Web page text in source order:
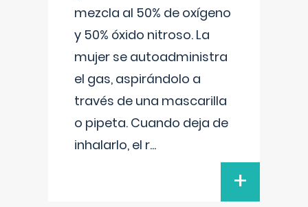
mezcla al 50% de oxígeno
y 50% óxido nitroso. La
mujer se autoadministra
el gas, aspirándolo a
través de una mascarilla
o pipeta. Cuando deja de
inhalarlo, el r...
+